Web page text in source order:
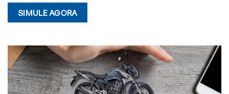
SIMULE AGORA